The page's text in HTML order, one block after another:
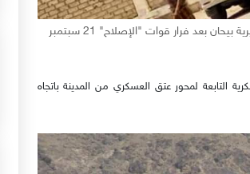
مقاتلون حوثيون يستولون على أحد المعسكرات الحكومية في مديرية بيحان بعد فرار قوات "الإصلاح" 21 سبتمبر
التابعة لمحور عتق العسكري من المدينة باتجاه